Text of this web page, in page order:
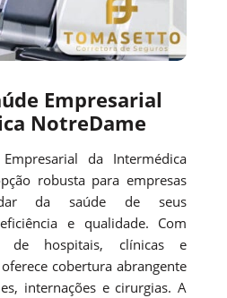
Empresarial
NotreDame
da Intermédica
robusta para empresas
da saúde de seus
e qualidade. Com
de hospitais, clínicas e
cobertura abrangente
internações e cirurgias. A